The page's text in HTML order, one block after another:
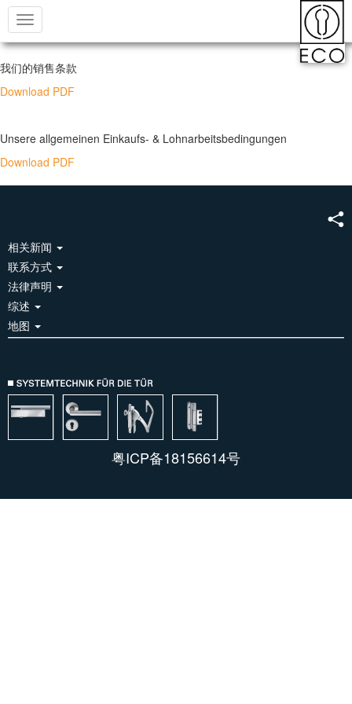
Toggle
navigation
我们的销售条款
Download PDF
Unsere allgemeinen Einkaufs- & Lohnarbeitsbedingungen
Download PDF
相关新闻
联系方式
法律声明
综述
地图
粤ICP备18156614号